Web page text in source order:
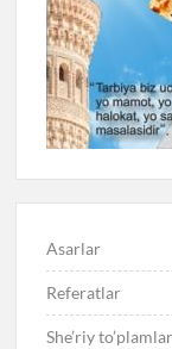
Asarlar
Referatlar
She’riy to’plamlar